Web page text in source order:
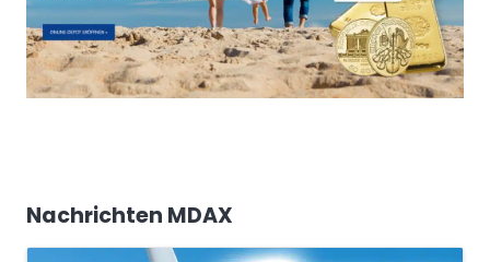
Nachrichten MDAX